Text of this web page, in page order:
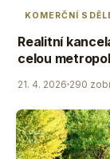
KOMERČNÍ
Realitní
celou
21. 4. 2026 290